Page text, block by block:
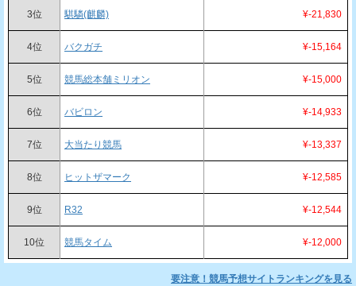
3位 騏驎(麒麟) ¥-21,830
4位 バクガチ ¥-15,164
5位 競馬総本舗ミリオン ¥-15,000
6位 バビロン ¥-14,933
7位 大当たり競馬 ¥-13,337
8位 ヒットザマーク ¥-12,585
9位 R32 ¥-12,544
10位 競馬タイム ¥-12,000
要注意！競馬予想サイトランキングを見る